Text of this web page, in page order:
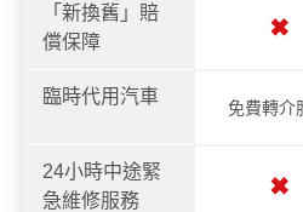
「新換舊」賠
償保障
✖
臨時代用汽車
免費轉介
24小時中途緊
急維修服務
✖